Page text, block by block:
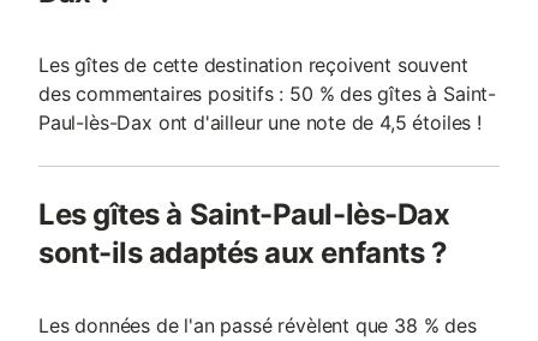
Les gîtes de cette destination reçoivent souvent
des commentaires positifs : 50 % des gîtes à Saint-
Paul-lès-Dax ont d'ailleur une note de 4,5 étoiles !
Les gîtes à Saint-Paul-lès-Dax
sont-ils adaptés aux enfants ?
Les données de l'an passé révèlent que 38 % des